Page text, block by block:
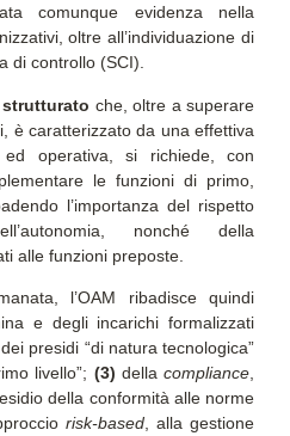
comunque evidenza nella
oltre all’individuazione di
di controllo (SCI).
che, oltre a superare
è caratterizzato da una effettiva
ed operativa, si richiede, con
le funzioni di primo,
l’importanza del rispetto
nonché della
alle funzioni preposte.
l’OAM ribadisce quindi
e degli incarichi formalizzati
dei presidi “di natura tecnologica”
livello”; (3) dellacompliance
della conformità alle norme
risk-based , alla gestione